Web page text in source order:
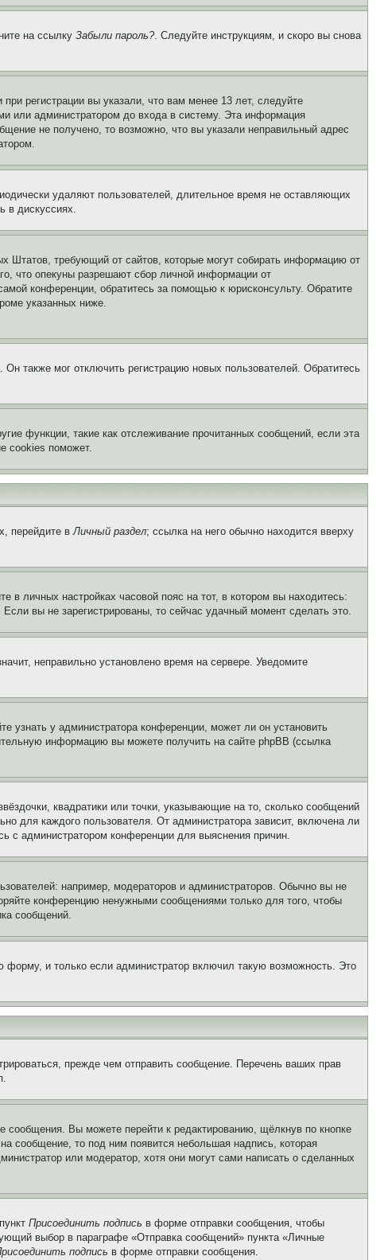
на ссылку Забыли пароль?. Следуйте инструкциям, и скоро вы снова
регистрации вы указали, что вам менее 13 лет, следуйте
или администратором до входа в систему. Эта информация
не получено, то возможно, что вы указали неправильный адрес
удаляют пользователей, длительное время не оставляющих
в дискуссиях.
Штатов, требующий от сайтов, которые могут собирать информацию от
что опекуны разрешают сбор личной информации от
конференции, обратитесь за помощью к юрисконсульту. Обратите
указанных ниже.
также мог отключить регистрацию новых пользователей. Обратитесь
функции, такие как отслеживание прочитанных сообщений, если эта
cookies поможет.
перейдите вЛичный раздел; ссылка на него обычно находится вверху
личных настройках часовой пояс на тот, в котором вы находитесь:
вы не зарегистрированы, то сейчас удачный момент сделать это.
неправильно установлено время на сервере. Уведомите
узнать у администратора конференции, может ли он установить
информацию вы можете получить на сайте phpBB (ссылка
квадратики или точки, указывающие на то, сколько сообщений
для каждого пользователя. От администратора зависит, включена ли
с администратором конференции для выяснения причин.
например, модераторов и администраторов. Обычно вы не
конференцию ненужными сообщениями только для того, чтобы
сообщений.
форму, и только если администратор включил такую возможность. Это
прежде чем отправить сообщение. Перечень ваших прав
сообщения. Вы можете перейти к редактированию, щёлкнув по кнопке
сообщение, то под ним появится небольшая надпись, которая
или модератор, хотя они могут сами написать о сделанных
Присоединить подпись в форме отправки сообщения, чтобы
выбор в параграфе «Отправка сообщений» пункта «Личные
подпись в форме отправки сообщения.